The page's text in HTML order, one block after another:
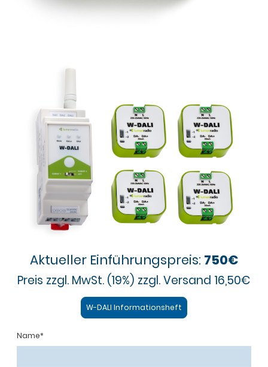
Aktueller Einführungspreis: 750€
Preis zzgl. MwSt. (19%) zzgl. Versand 16,50€
W-DALI Informationsheft
Name*